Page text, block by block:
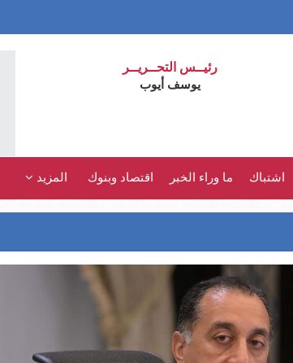
رئيــس التحــريــر
يوسف أيوب
اشتباك ما وراء الخبر اقتصاد وبنوك المزيد